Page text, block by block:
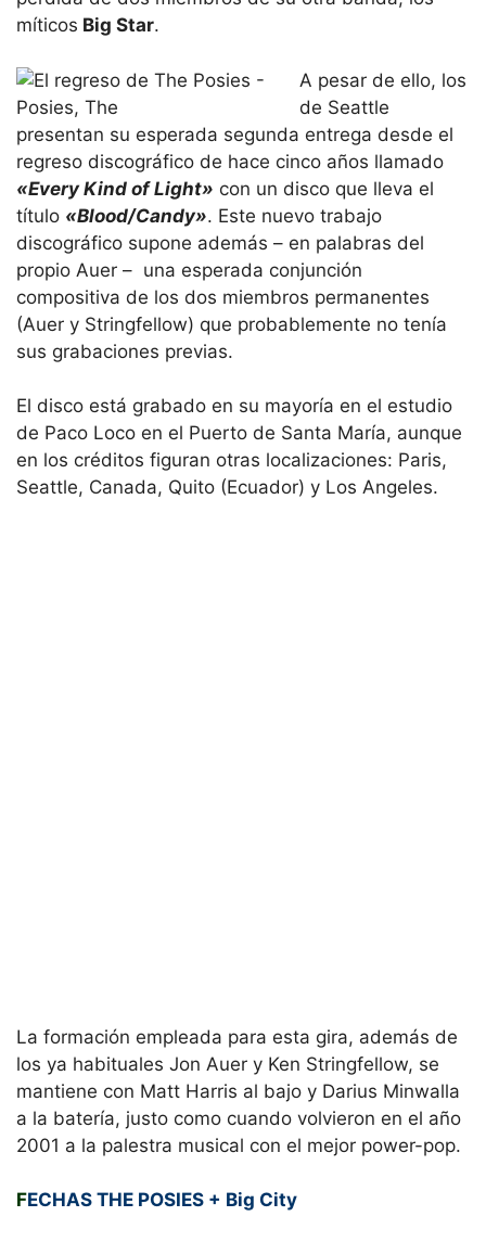
míticos Big Star.
A pesar de ello, los
de Seattle
presentan su esperada segunda entrega desde el
regreso discográfico de hace cinco años llamado
«Every Kind of Light» con un disco que lleva el
título «Blood/Candy». Este nuevo trabajo
discográfico supone además – en palabras del
propio Auer – una esperada conjunción
compositiva de los dos miembros permanentes
(Auer y Stringfellow) que probablemente no tenía
sus grabaciones previas.
El disco está grabado en su mayoría en el estudio
de Paco Loco en el Puerto de Santa María, aunque
en los créditos figuran otras localizaciones: Paris,
Seattle, Canada, Quito (Ecuador) y Los Angeles.
La formación empleada para esta gira, además de
los ya habituales Jon Auer y Ken Stringfellow, se
mantiene con Matt Harris al bajo y Darius Minwalla
a la batería, justo como cuando volvieron en el año
2001 a la palestra musical con el mejor power-pop.
FECHAS THE POSIES + Big City